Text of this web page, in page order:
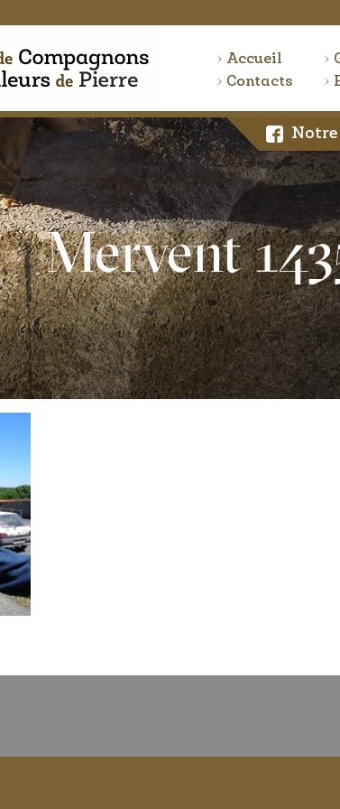
Accueil
Contacts
Notre
Mervent